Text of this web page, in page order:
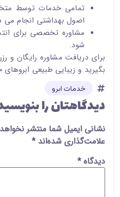
تمامی خدمات توسط
اصول بهداشتی انجام می
مشاوره تخصصی برای
شود.
برای دریافت مشاوره رایگان و
بگیرید و زیبایی طبیعی ابروهای
خدمات ابرو
دیدگاهتان را
نشانی ایمیل شما منتشر
علامت‌گذاری شده‌اند*
دیدگاه*